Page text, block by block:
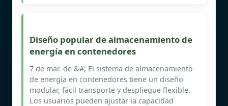
Diseño popular de almacenamiento de
energía en contenedores
7 de mar. de &#; El sistema de almacenamiento
de energía en contenedores tiene un diseño
modular, fácil transporte y despliegue flexible.
Los usuarios pueden ajustar la capacidad